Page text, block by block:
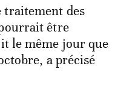
traitement des
être
le même jour que
a précisé